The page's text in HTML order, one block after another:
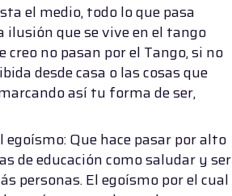
el medio, todo lo que pasa
ilusión que se vive en el tango
no pasan por el Tango, si no
desde casa o las cosas que
así tu forma de ser,
Que hace pasar por alto
de educación como saludar y ser
personas. El egoísmo por el cual